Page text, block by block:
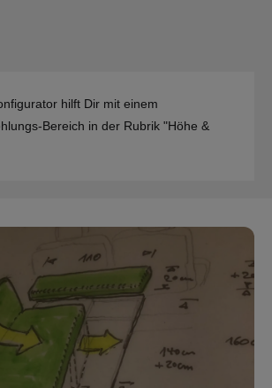
hilft Dir mit einem
Bereich in der Rubrik "Höhe &